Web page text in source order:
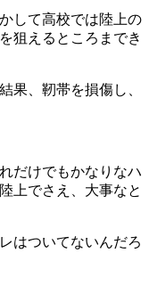
して高校では陸上の
狙えるところまでき
果、靭帯を損傷し、
だけでもかなりなハ
上でさえ、大事なと
はついてないんだろ